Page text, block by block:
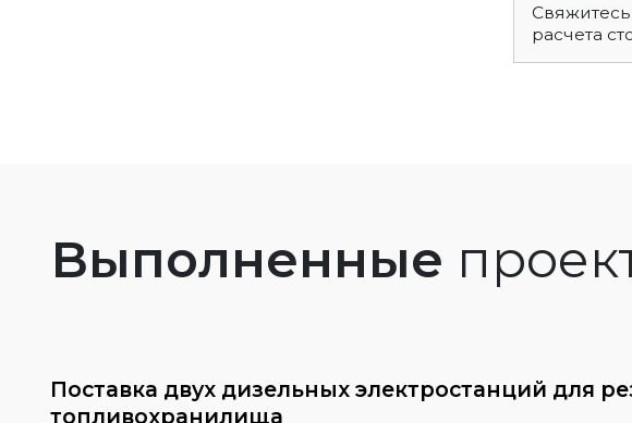
расчета
Выполненные
Поставка двух дизельных электростанций для
топливохранилища